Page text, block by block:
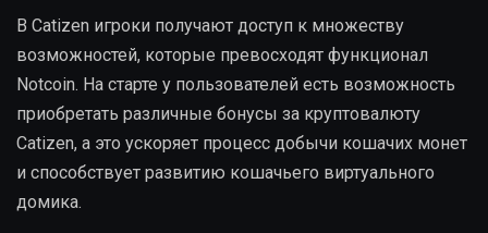
В Catizen игроки получают доступ к множеству
возможностей, которые превосходят функционал
Notcoin. На старте у пользователей есть возможность
приобретать различные бонусы за круптовалюту
Catizen, а это ускоряет процесс добычи кошачих монет
и способствует развитию кошачьего виртуального
домика.